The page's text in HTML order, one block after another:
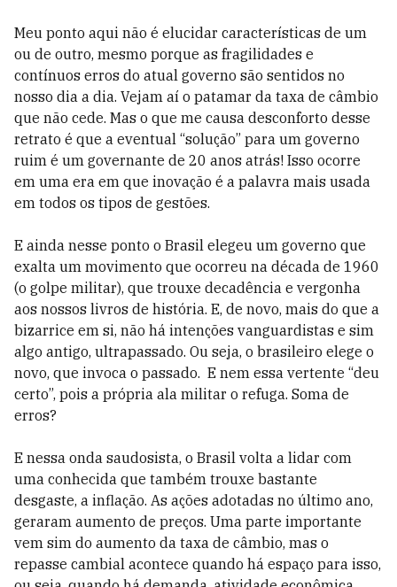
Meu ponto aqui não é elucidar características de um
ou de outro, mesmo porque as fragilidades e
contínuos erros do atual governo são sentidos no
nosso dia a dia. Vejam aí o patamar da taxa de câmbio
que não cede. Mas o que me causa desconforto desse
retrato é que a eventual “solução” para um governo
ruim é um governante de 20 anos atrás! Isso ocorre
em uma era em que inovação é a palavra mais usada
em todos os tipos de gestões.
E ainda nesse ponto o Brasil elegeu um governo que
exalta um movimento que ocorreu na década de 1960
(o golpe militar), que trouxe decadência e vergonha
aos nossos livros de história. E, de novo, mais do que a
bizarrice em si, não há intenções vanguardistas e sim
algo antigo, ultrapassado. Ou seja, o brasileiro elege o
novo, que invoca o passado. E nem essa vertente “deu
certo”, pois a própria ala militar o refuga. Soma de
erros?
E nessa onda saudosista, o Brasil volta a lidar com
uma conhecida que também trouxe bastante
desgaste, a inflação. As ações adotadas no último ano,
geraram aumento de preços. Uma parte importante
vem sim do aumento da taxa de câmbio, mas o
repasse cambial acontece quando há espaço para isso,